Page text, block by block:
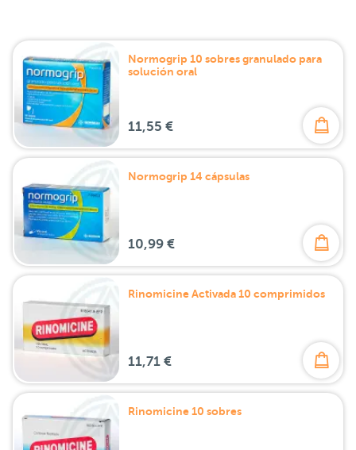
Normogrip 10 sobres granulado para
solución oral
11,55 €
Normogrip 14 cápsulas
10,99 €
Rinomicine Activada 10 comprimidos
11,71 €
Rinomicine 10 sobres